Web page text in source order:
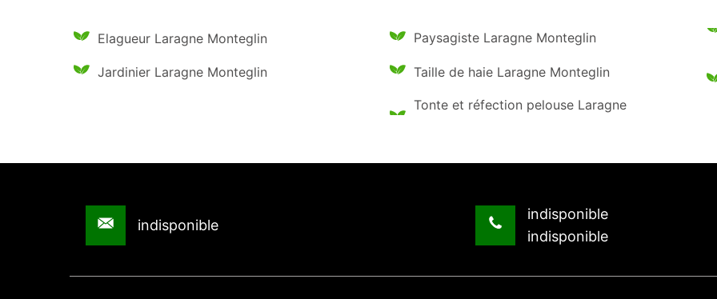
Elagueur Laragne Monteglin
Jardinier Laragne Monteglin
Paysagiste Laragne Monteglin
Taille de haie Laragne Monteglin
Tonte et réfection pelouse Laragne
indisponible
indisponible
indisponible